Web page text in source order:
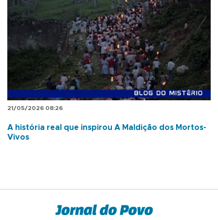
21/05/2026 08:26
A história real que inspirou A Maldição dos Mortos-
Vivos